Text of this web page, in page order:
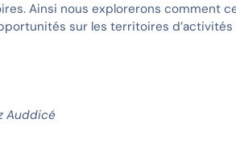
Ainsi nous explorerons comment
sur les territoires
Auddicé